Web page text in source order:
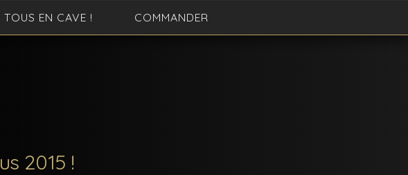
TOUS EN CAVE ! COMMANDER
2015 !